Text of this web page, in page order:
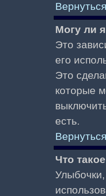
Могу ли
Это
его
Это
которые
есть.
Что